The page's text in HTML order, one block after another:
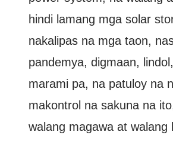
hindi lamang mga solar
nakalipas na mga taon,
pandemya, digmaan,
marami pa, na patuloy na
makontrol na sakuna na
walang magawa at